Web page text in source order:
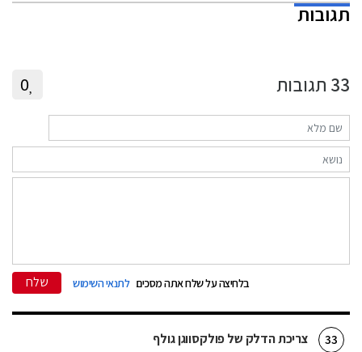
תגובות
33 תגובות 0
בלחיצה על שלח אתה מסכים לתנאי השימוש שלח
33
צריכת הדלק של פולקסווגן גולף